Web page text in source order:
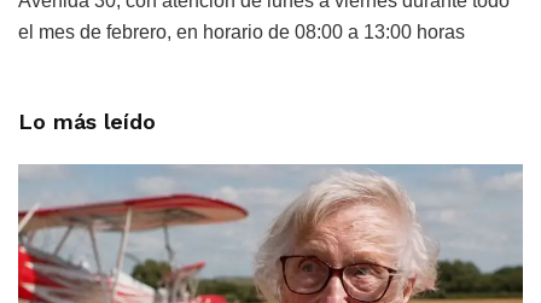
el mes de febrero, en horario de 08:00 a 13:00 horas
Lo más leído